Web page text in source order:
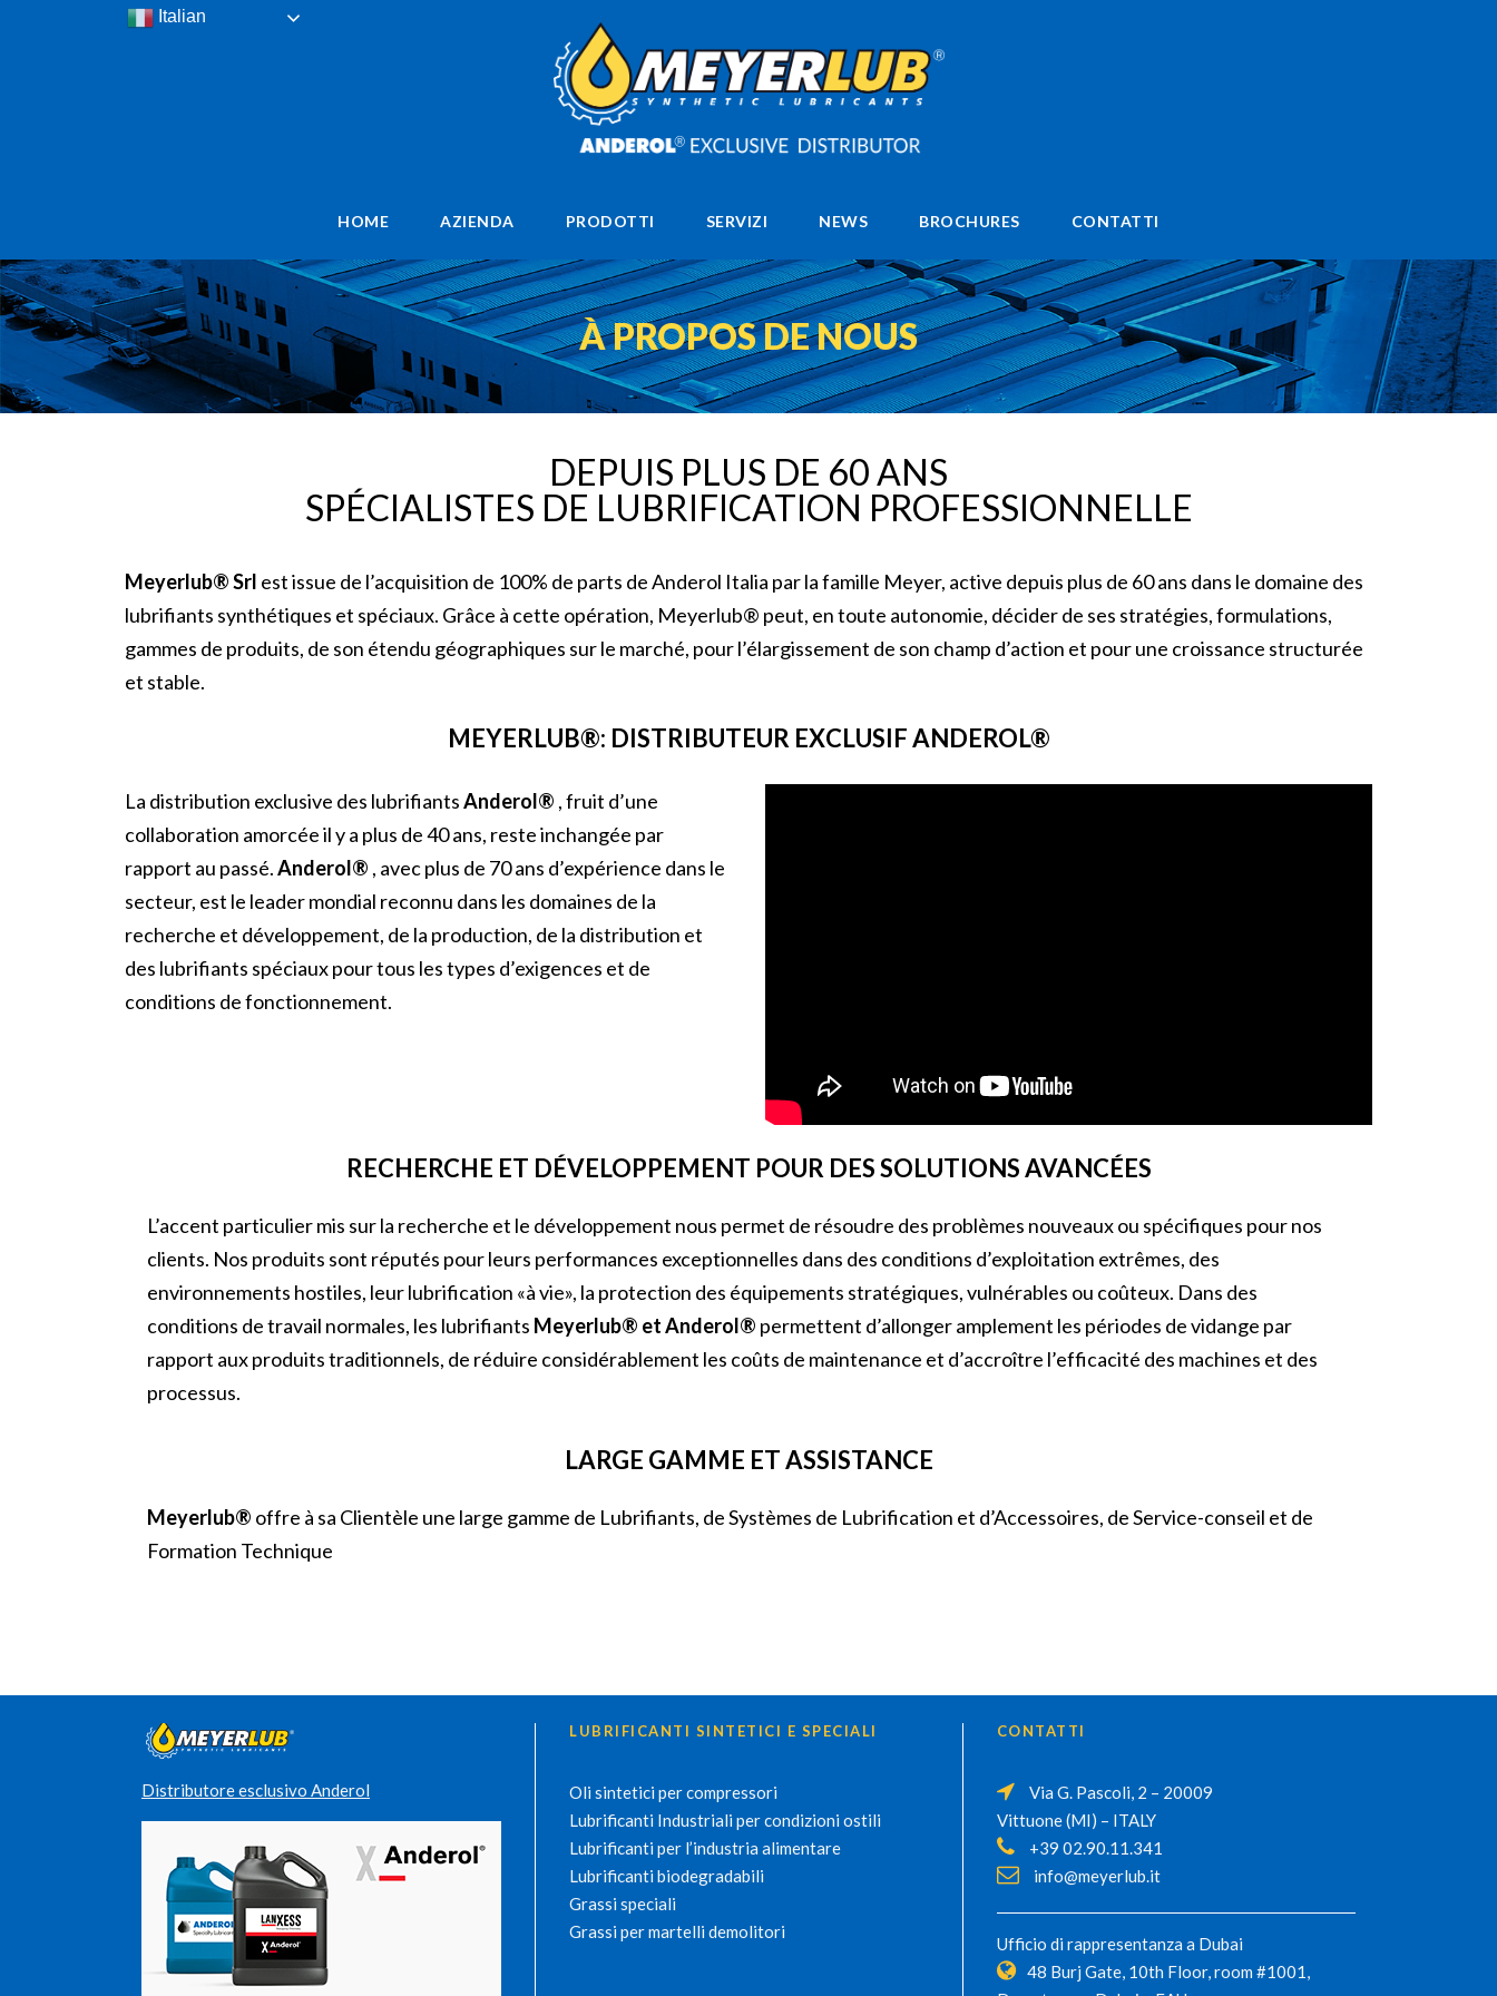
HOME AZIENDA PRODOTTI SERVIZI NEWS BROCHURES CONTATTI
À PROPOS DE NOUS
DEPUIS PLUS DE 60 ANS
SPÉCIALISTES DE LUBRIFICATION PROFESSIONNELLE
Meyerlub® Srl est issue de l’acquisition de 100% de parts de Anderol Italia par la famille Meyer, active depuis plus de 60 ans dans le domaine des
lubrifiants synthétiques et spéciaux. Grâce à cette opération, Meyerlub® peut, en toute autonomie, décider de ses stratégies, formulations,
gammes de produits, de son étendu géographiques sur le marché, pour l’élargissement de son champ d’action et pour une croissance structurée
et stable.
MEYERLUB®: DISTRIBUTEUR EXCLUSIF ANDEROL®
La distribution exclusive des lubrifiantsAnderol® , fruit d’une
collaboration amorcée il y a plus de 40 ans, reste inchangée par
rapport au passé.Anderol® , avec plus de 70 ans d’expérience dans le
secteur, est le leader mondial reconnu dans les domaines de la
recherche et développement, de la production, de la distribution et
des lubrifiants spéciaux pour tous les types d’exigences et de
conditions de fonctionnement.
RECHERCHE ET DÉVELOPPEMENT POUR DES SOLUTIONS AVANCÉES
L’accent particulier mis sur la recherche et le développement nous permet de résoudre des problèmes nouveaux ou spécifiques pour nos
clients. Nos produits sont réputés pour leurs performances exceptionnelles dans des conditions d’exploitation extrêmes, des
environnements hostiles, leur lubrification «à vie», la protection des équipements stratégiques, vulnérables ou coûteux. Dans des
conditions de travail normales, les lubrifiants Meyerlub® et Anderol® permettent d’allonger amplement les périodes de vidange par
rapport aux produits traditionnels, de réduire considérablement les coûts de maintenance et d’accroître l’efficacité des machines et des
processus.
LARGE GAMME ET ASSISTANCE
Meyerlub® offre à sa Clientèle une large gamme de Lubrifiants, de Systèmes de Lubrification et d’Accessoires, de Service-conseil et de
Formation Technique
Distributore esclusivo Anderol
LUBRIFICANTI SINTETICI E SPECIALI
Oli sintetici per compressori
Lubrificanti Industriali per condizioni ostili
Lubrificanti per l’industria alimentare
Lubrificanti biodegradabili
Grassi speciali
Grassi per martelli demolitori
CONTATTI
Via G. Pascoli, 2 – 20009
Vittuone (MI) – ITALY
+39 02.90.11.341
info@meyerlub.it
Ufficio di rappresentanza a Dubai
48 Burj Gate, 10th Floor, room #1001,
Italian